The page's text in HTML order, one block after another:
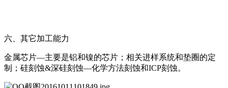
六、其它加工能力
金属芯片—主要是铝和镍的芯片；相关进样系统和垫圈的定
制；硅刻蚀&深硅刻蚀—化学方法刻蚀和ICP刻蚀。